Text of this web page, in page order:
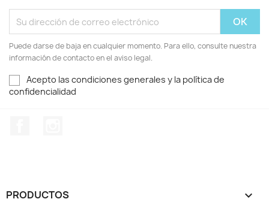
Puede darse de baja en cualquier momento. Para ello, consulte nuestra
información de contacto en el aviso legal.
Acepto las condiciones generales y la política de
confidencialidad
PRODUCTOS 